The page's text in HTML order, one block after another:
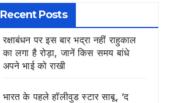
Recent Posts
रक्षाबंधन पर इस बार भद्रा नहीं राहुकाल
का लगा है रोड़ा, जानें किस समय बांधे
अपने भाई को राखी
भारत के पहले हॉलीवुड स्टार साबू, ‘द